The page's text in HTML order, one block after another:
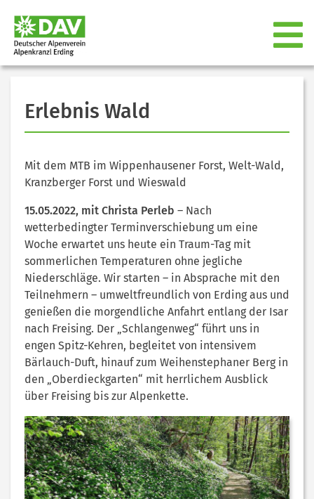
Erlebnis Wald
Mit dem MTB im Wippenhausener Forst, Welt-Wald,
Kranzberger Forst und Wieswald
15.05.2022, mit Christa Perleb – Nach
wetterbedingter Terminverschiebung um eine
Woche erwartet uns heute ein Traum-Tag mit
sommerlichen Temperaturen ohne jegliche
Niederschläge. Wir starten – in Absprache mit den
Teilnehmern – umweltfreundlich von Erding aus und
genießen die morgendliche Anfahrt entlang der Isar
nach Freising. Der „Schlangenweg“ führt uns in
engen Spitz-Kehren, begleitet von intensivem
Bärlauch-Duft, hinauf zum Weihenstephaner Berg in
den „Oberdieckgarten“ mit herrlichem Ausblick
über Freising bis zur Alpenkette.